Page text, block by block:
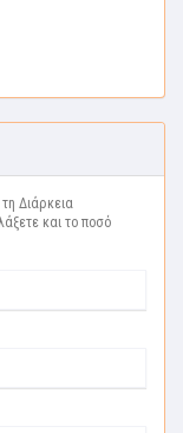
Διάρκεια
και το ποσό